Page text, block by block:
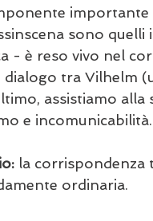
importante
sono
- è reso vivo nel
dialogo tra Vilhelm
assistiamo
e incomunicabilità.
la corrispondenza
ordinaria.